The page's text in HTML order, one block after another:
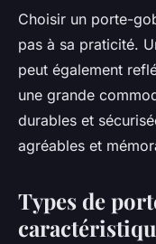
Choisir un porte-
pas à sa praticité.
peut également
une grande
durables et
agréables et
Types de